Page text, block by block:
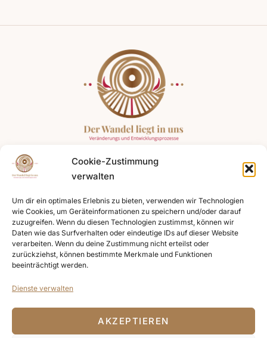
Cookie-Zustimmung
verwalten
Um dir ein optimales Erlebnis zu bieten, verwenden wir Technologien
wie Cookies, um Geräteinformationen zu speichern und/oder darauf
zuzugreifen. Wenn du diesen Technologien zustimmst, können wir
Daten wie das Surfverhalten oder eindeutige IDs auf dieser Website
verarbeiten. Wenn du deine Zustimmung nicht erteilst oder
zurückziehst, können bestimmte Merkmale und Funktionen
beeinträchtigt werden.
Dienste verwalten
AKZEPTIEREN
Angebote
Coaching für
Führungskräfte
Teamentwicklung
Change und
Organisationsentwicklungen
Coaching
Klangreise
Energiearbeit
Expertise
Systemische
Kompetenz
Resilienz fördern
Energetische
Arbeit
Prozessbegleitung
Rituale
75491974
+49 781
47443131
8:00 Uhr -